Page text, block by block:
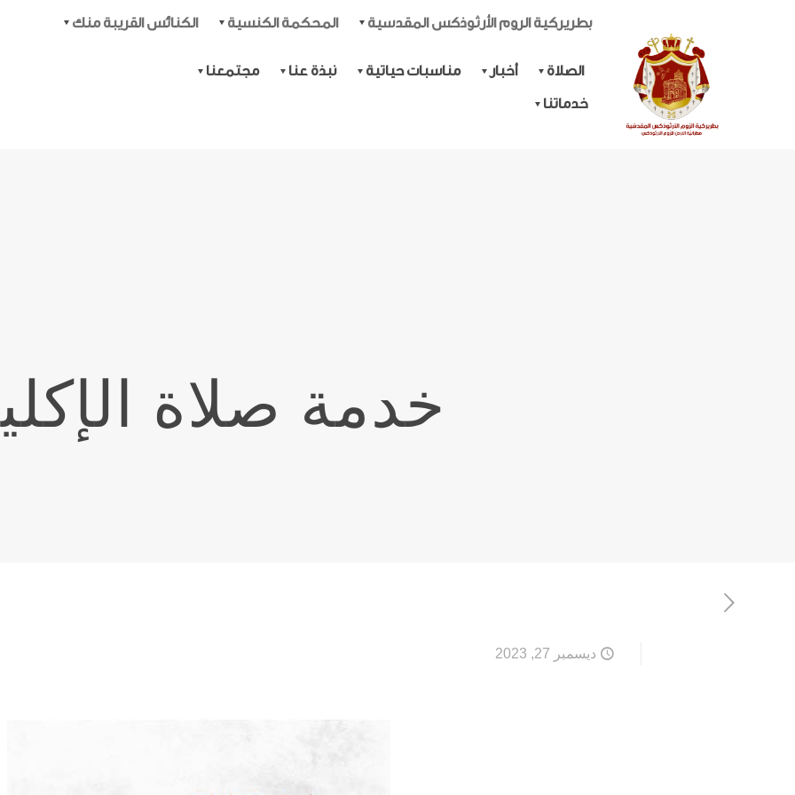
بطريركية الروم الأرثوذكس المقدسية المحكمة الكنسية الكنائس القريبة منك
الصلاة أخبار مناسبات حياتية نبذة عنا مجتمعنا
خدماتنا
خدمة صلاة
ديسمبر 27, 2023